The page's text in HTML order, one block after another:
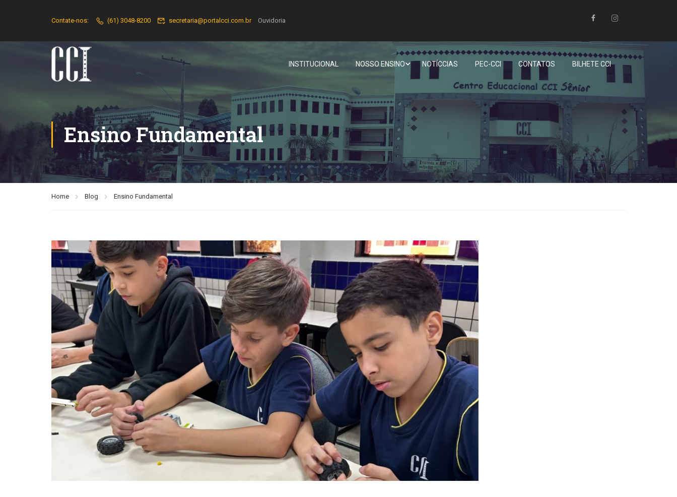
Contate-nos: (61) 3048-8200 secretaria@portalcci.com.br Ouvidoria
INSTITUCIONAL NOSSO ENSINO NOTÍCCIAS PEC-CCI CONTATOS BILHETE CCI
Ensino Fundamental
Home Blog Ensino Fundamental